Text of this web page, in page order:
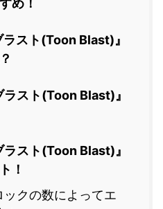
め！
ラスト(Toon Blast)』
ラスト(Toon Blast)』
ラスト(Toon Blast)』
！
ックの数によってエ